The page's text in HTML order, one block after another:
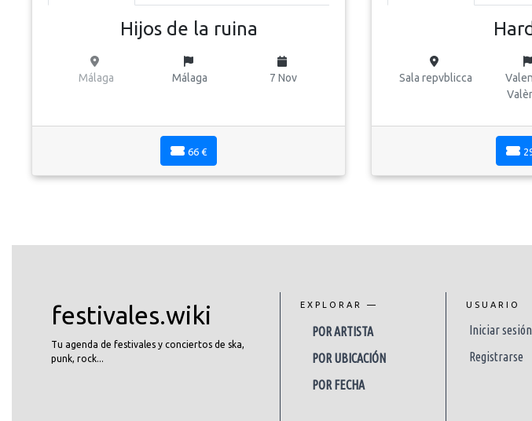
Hijos de la ruina
Málaga Málaga 7 Nov
66 €
Sala repvblicca
festivales.wiki
Tu agenda de festivales y conciertos de ska,
punk, rock...
EXPLORAR —
POR ARTISTA
POR UBICACIÓN
POR FECHA
USUARIO
Iniciar sesión
Registrarse